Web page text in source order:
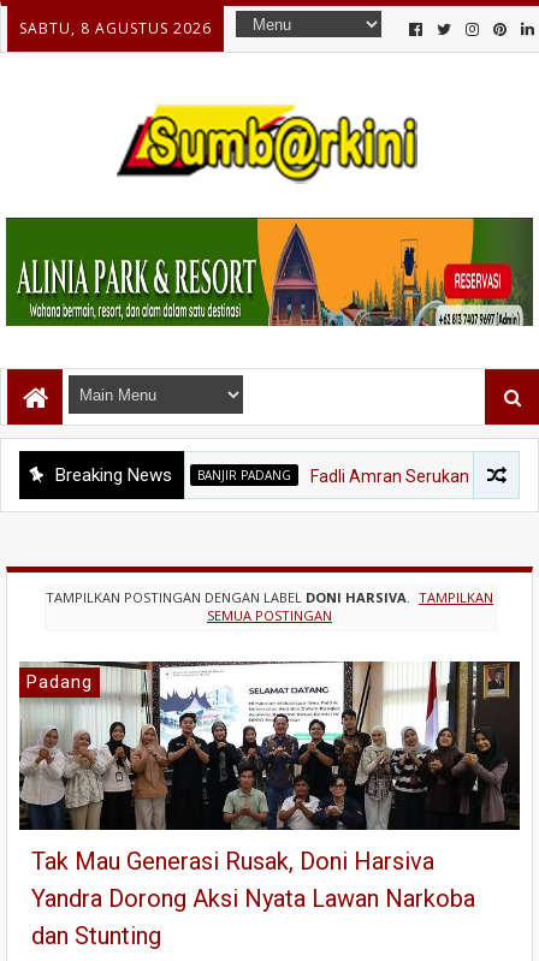
SABTU, 8 AGUSTUS 2026
Breaking NewsBANJIR PADANG Fadli Amran Serukan Transformasi
TAMPILKAN POSTINGAN DENGAN LABEL DONI HARSIVA. TAMPILKAN
SEMUA POSTINGAN
Padang
Tak Mau Generasi Rusak, Doni Harsiva
Yandra Dorong Aksi Nyata Lawan Narkoba
dan Stunting